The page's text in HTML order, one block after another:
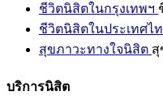
ชีวิตนิสิตในกรุงเทพฯ
ชีวิตนิสิตในประเทศไ
สุขภาวะทางใจนิสิต สุ
บริการนิสิต